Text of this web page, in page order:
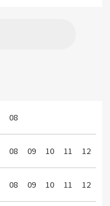
08
08 09 10 11 12
08 09 10 11 12